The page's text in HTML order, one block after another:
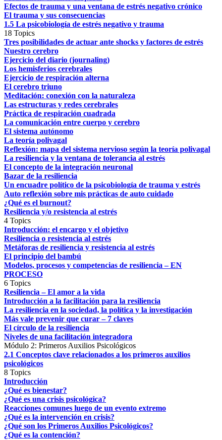
Efectos de trauma y una ventana de estrés negativo crónico
El trauma y sus consecuencias
1.5 La psicobiología de estrés negativo y trauma
18 Topics
Tres posibilidades de actuar ante shocks y factores de estrés
Nuestro cerebro
Ejercicio del diario (journaling)
Los hemisferios cerebrales
Ejercicio de respiración alterna
El cerebro triuno
Meditación: conexión con la naturaleza
Las estructuras y redes cerebrales
Práctica de respiración cuadrada
La comunicación entre cuerpo y cerebro
El sistema autónomo
La teoría polivagal
Reflexión: mapa del sistema nervioso según la teoría polivagal
La resiliencia y la ventana de tolerancia al estrés
El concepto de la integración neuronal
Bazar de la resiliencia
Un encuadre político de la psicobiología de trauma y estrés
Auto reflexión sobre mis prácticas de auto cuidado
¿Qué es el burnout?
Resiliencia y/o resistencia al estrés
4 Topics
Introducción: el encargo y el objetivo
Resiliencia o resistencia al estrés
Metáforas de resiliencia y resistencia al estrés
El principio del bambú
Modelos, procesos y competencias de resiliencia – EN
PROCESO
6 Topics
Resiliencia – El amor a la vida
Introducción a la facilitación para la resiliencia
La resiliencia en la sociedad, la política y la investigación
Más vale prevenir que curar – 7 claves
El círculo de la resiliencia
Niveles de una facilitación integradora
Módulo 2: Primeros Auxilios Psicológicos
2.1 Conceptos clave relacionados a los primeros auxilios
psicológicos
8 Topics
Introducción
¿Qué es bienestar?
¿Qué es una crisis psicológica?
Reacciones comunes luego de un evento extremo
¿Qué es la intervención en crisis?
¿Qué son los Primeros Auxilios Psicológicos?
¿Qué es la contención?